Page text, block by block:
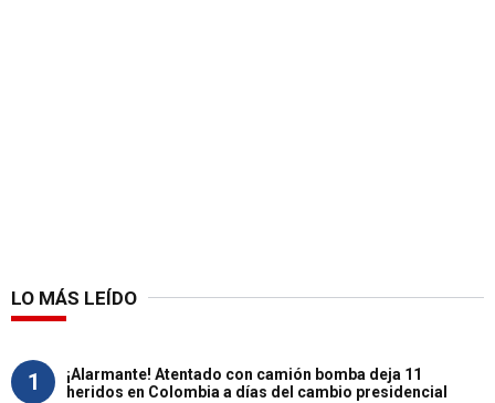
LO MÁS LEÍDO
1
¡Alarmante! Atentado con camión bomba deja 11
heridos en Colombia a días del cambio presidencial